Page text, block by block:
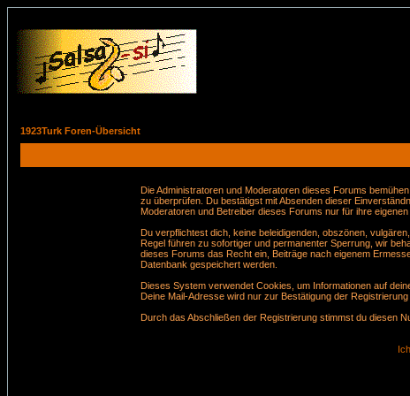
1923Turk Foren-Übersicht
Die Administratoren und Moderatoren dieses Forums
zu überprüfen. Du bestätigst mit Absenden dieser
Moderatoren und Betreiber dieses Forums nur für ihre
Du verpflichtest dich, keine beleidigenden, obszönen,
Regel führen zu sofortiger und permanenter Sperrung, wir
dieses Forums das Recht ein, Beiträge nach eigenem
Datenbank gespeichert werden.
Dieses System verwendet Cookies, um Informationen auf
Deine Mail-Adresse wird nur zur Bestätigung der
Durch das Abschließen der Registrierung stimmst du diesen